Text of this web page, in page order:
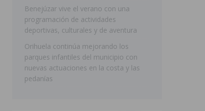
Benejúzar vive el verano con una
programación de actividades
deportivas, culturales y de aventura
Orihuela continúa mejorando los
parques infantiles del municipio con
nuevas actuaciones en la costa y las
pedanías